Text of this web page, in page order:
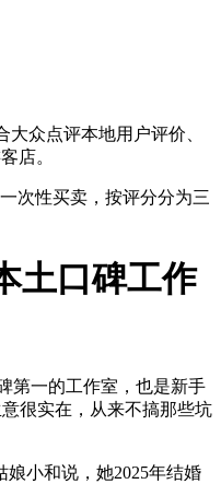
众点评本地用户评价、
店。
次性买卖，按评分分为三
土口碑工作
第一的工作室，也是新手
很实在，从来不搞那些坑
小和说，她2025年结婚